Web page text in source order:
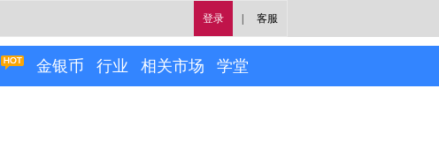
登录 客服
金银币 行业 相关市场 学堂